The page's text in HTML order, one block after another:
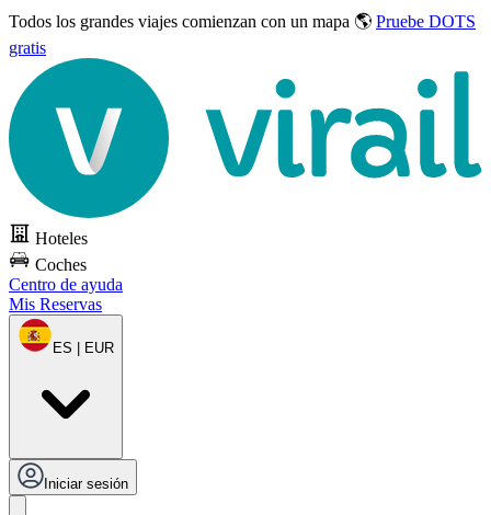
Todos los grandes viajes comienzan con un mapa 🌎 Pruebe DOTS
gratis
Hoteles
Coches
Centro de ayuda
Mis Reservas
ES | EUR
Iniciar sesión